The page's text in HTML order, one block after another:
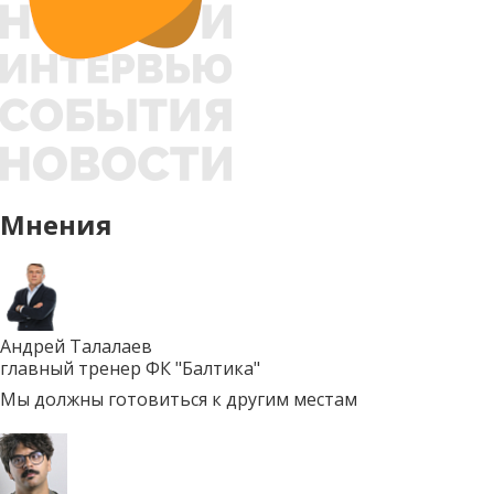
Мнения
Андрей Талалаев
главный тренер ФК "Балтика"
Мы должны готовиться к другим местам